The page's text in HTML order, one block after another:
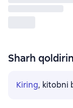
Sharh
Kiring, kitobni